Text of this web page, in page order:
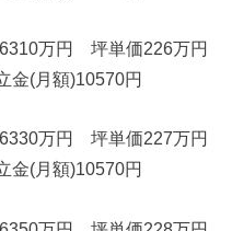
万円 坪単価226万円
金(月額)10570円
万円 坪単価227万円
金(月額)10570円